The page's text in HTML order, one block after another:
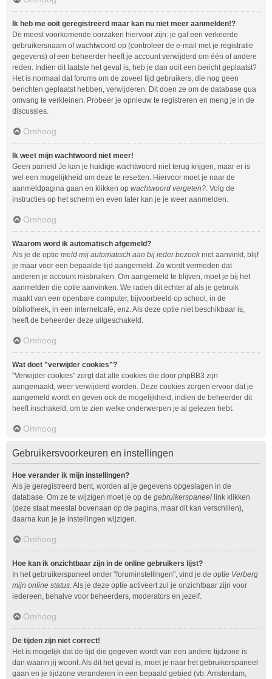
Ik heb me ooit geregistreerd maar kan nu niet meer aanmelden!?
De meest voorkomende oorzaken hiervoor zijn: je gaf een verkeerde
gebruikersnaam of wachtwoord op (controleer de e-mail met je registratie
gegevens) of een beheerder heeft je account verwijderd om één of andere
reden. Indien dit laatste het geval is, heb je dan ooit een bericht geplaatst?
Het is normaal dat forums om de zoveel tijd gebruikers, die nog geen
berichten geplaatst hebben, verwijderen. Dit doen ze om de database qua
omvang te verkleinen. Probeer je opnieuw te registreren en meng je in de
discussies.
Omhoog
Ik weet mijn wachtwoord niet meer!
Geen paniek! Je kan je huidige wachtwoord niet terug krijgen, maar er is
wel een mogelijkheid om deze te resetten. Hiervoor moet je naar de
aanmeldpagina gaan en klikken op wachtwoord vergeten?. Volg de
instructies op het scherm en even later kan je je weer aanmelden.
Omhoog
Waarom word ik automatisch afgemeld?
Als je de optie meld mij automatisch aan bij ieder bezoek niet aanvinkt, blijf
je maar voor een bepaalde tijd aangemeld. Zo wordt vermeden dat
anderen je account misbruiken. Om aangemeld te blijven, moet je bij het
aanmelden die optie aanvinken. We raden dit echter af als je gebruik
maakt van een openbare computer, bijvoorbeeld op school, in de
bibliotheek, in een internetcafé, enz. Als deze optie niet beschikbaar is,
heeft de beheerder deze uitgeschakeld.
Omhoog
Wat doet "verwijder cookies"?
"Verwijder cookies" zorgt dat alle cookies die door phpBB3 zijn
aangemaakt, weer verwijderd worden. Deze cookies zorgen ervoor dat je
aangemeld wordt en geven ook de mogelijkheid, indien de beheerder dit
heeft inschakeld, om te zien welke onderwerpen je al gelezen hebt.
Omhoog
Gebruikersvoorkeuren en instellingen
Hoe verander ik mijn instellingen?
Als je geregistreerd bent, worden al je gegevens opgeslagen in de
database. Om ze te wijzigen moet je op de gebruikerspaneel link klikken
(deze staat meestal bovenaan op de pagina, maar dit kan verschillen),
daarna kun je je instellingen wijzigen.
Omhoog
Hoe kan ik onzichtbaar zijn in de online gebruikers lijst?
In het gebruikerspaneel onder "foruminstellingen", vind je de optie Verberg
mijn online status. Als je deze optie activeert zul je onzichtbaar zijn voor
iedereen, behalve voor beheerders, moderators en jezelf.
Omhoog
De tijden zijn niet correct!
Het is mogelijk dat de tijd die gegeven wordt van een andere tijdzone is
dan waarin jij woont. Als dit het geval is, moet je naar het gebruikerspaneel
gaan en je tijdzone veranderen in een bepaald gebied (vb: Amsterdam,